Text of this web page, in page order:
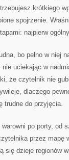
krótkiego
spojrzenie.
najpierw
bo pełno w niej
uciekając w
że czytelnik nie
dlaczego
trudne do przyjęcia.
po porty, od
przez mapę
się dzieje regionów